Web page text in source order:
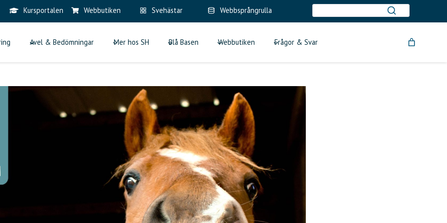
Kursportalen Webbutiken Svehästar Webbsprångrulla
Avel & Bedömningar Mer hos SH Blå Basen Webbutiken Frågor & Svar